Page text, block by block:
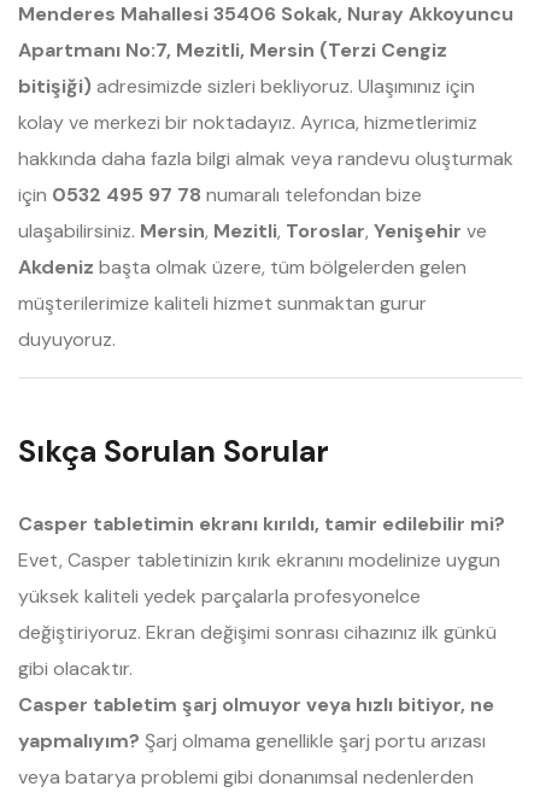
Menderes Mahallesi 35406 Sokak, Nuray Akkoyuncu
Apartmanı No:7, Mezitli, Mersin (Terzi Cengiz
bitişiği) adresimizde sizleri bekliyoruz. Ulaşımınız için
kolay ve merkezi bir noktadayız. Ayrıca, hizmetlerimiz
hakkında daha fazla bilgi almak veya randevu oluşturmak
için 0532 495 97 78 numaralı telefondan bize
ulaşabilirsiniz. Mersin, Mezitli, Toroslar, Yenişehir ve
Akdeniz başta olmak üzere, tüm bölgelerden gelen
müşterilerimize kaliteli hizmet sunmaktan gurur
duyuyoruz.
Sıkça Sorulan Sorular
Casper tabletimin ekranı kırıldı, tamir edilebilir mi?
Evet, Casper tabletinizin kırık ekranını modelinize uygun
yüksek kaliteli yedek parçalarla profesyonelce
değiştiriyoruz. Ekran değişimi sonrası cihazınız ilk günkü
gibi olacaktır.
Casper tabletim şarj olmuyor veya hızlı bitiyor, ne
yapmalıyım? Şarj olmama genellikle şarj portu arızası
veya batarya problemi gibi donanımsal nedenlerden